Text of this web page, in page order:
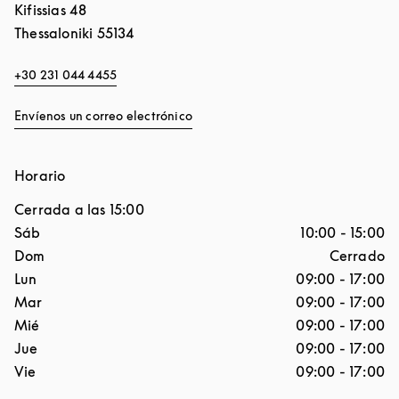
Kifissias 48
Thessaloniki 55134
+30 231 044 4455
Envíenos un correo electrónico
Horario
Cerrada a las 15:00
Día de la semana
Sáb 10:00 - 15:00
Dom
Cerrado
Lun
09:00 - 17:00
Mar
09:00 - 17:00
Mié
09:00 - 17:00
Jue
09:00 - 17:00
Vie
09:00 - 17:00